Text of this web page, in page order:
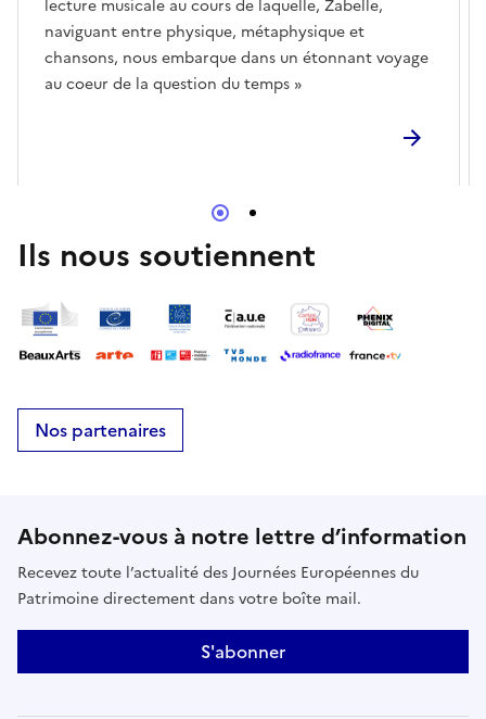
lecture musicale au cours de laquelle, Zabelle,
naviguant entre physique, métaphysique et
chansons, nous embarque dans un étonnant voyage
au coeur de la question du temps »
Ils nous soutiennent
Nos partenaires
Abonnez-vous à notre lettre d’information
Recevez toute l’actualité des Journées Européennes du
Patrimoine directement dans votre boîte mail.
S'abonner